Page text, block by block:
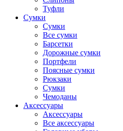
Туфли
Сумки
Сумки
Все сумки
Барсетки
Дорожные сумки
Портфели
Поясные сумки
Рюкзаки
Сумки
Чемоданы
Аксессуары
Аксессуары
Все аксессуары